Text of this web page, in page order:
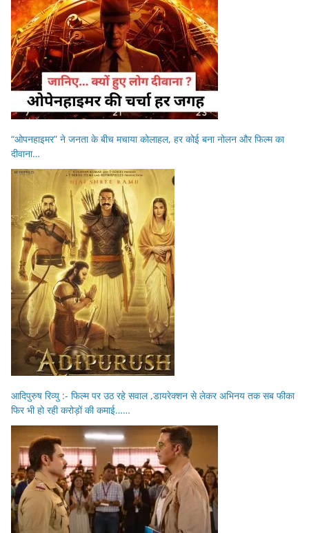
“ओपनहाइमर” ने जनता के बीच मचाया कोलाहल, हर कोई बना नोलन और फिल्म का
दीवाना…
आदिपुरुष रिव्यु :- फिल्म पर उठ रहे सवाल ,डायरेक्शन से लेकर अभिनय तक सब फीका
फिर भी हो रही करोड़ों की कमाई……